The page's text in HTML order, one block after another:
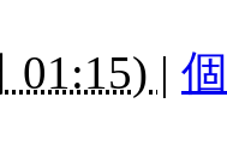
01:15) |